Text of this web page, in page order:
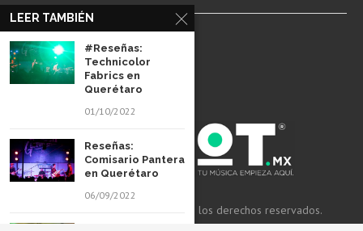
Aviso de Privacidad
© 2022 Revista Spot Mx. Todos los derechos reservados.
LEER TAMBIÉN
#Reseñas:
Technicolor
Fabrics en
Querétaro
01/10/2022
Reseñas:
Comisario Pantera
en Querétaro
06/09/2022